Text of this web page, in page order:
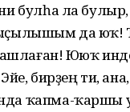
булһа ла булыр,
да юҡ!
ташлаған! Ююҡ
Эйе, бирҙең ти,
ҡапма-ҡаршы